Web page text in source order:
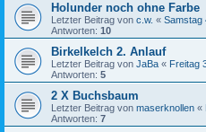
Holunder noch ohne Farbe
Letzter Beitrag von c.w. « Samstag
Antworten: 10
Birkelkelch 2. Anlauf
Letzter Beitrag von JaBa « Freitag
Antworten: 5
2 X Buchsbaum
Letzter Beitrag von maserknollen «
Antworten: 7